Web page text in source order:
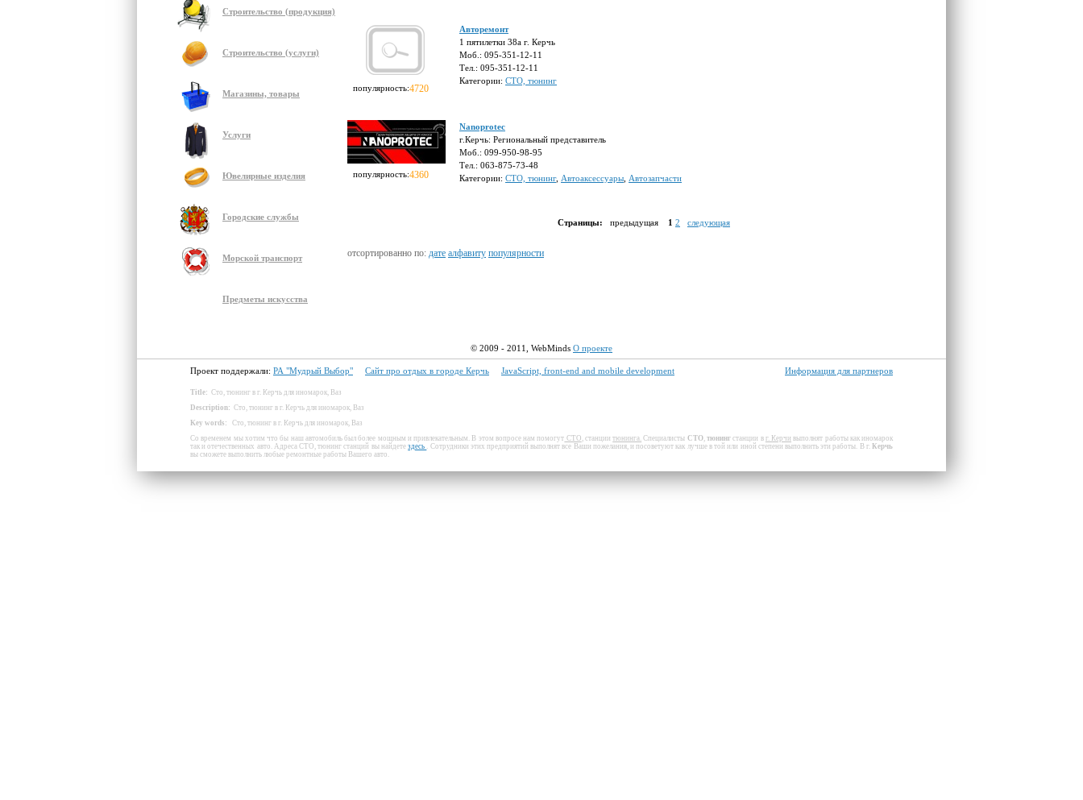
Строительство (продукция)
Строительство (услуги)
Магазины, товары
Услуги
Ювелирные изделия
Городские службы
Морской транспорт
Предметы искусства
популярность:4720
Авторемонт
1 пятилетки 38а г. Керчь
Моб.: 095-351-12-11
Тел.: 095-351-12-11
Категории: СТО, тюнинг
популярность:4360
Nanoprotec
г.Керчь: Региональный представитель
Моб.: 099-950-98-95
Тел.: 063-875-73-48
Категории: СТО, тюнинг, Автоаксессуары Автозапчасти
Страницы: предыдущая 1 2 следующая
отсортированно по: дате алфавиту популярности
© 2009 - 2011, WebMinds О проекте
Проект поддержали: РА "Мудрый Выбор" Сайт про отдых в городе Керчь JavaScript, front-end and mobile development Информация для партнеров
Title: Сто, тюнинг в г. Керчь для иномарок, Ваз
Description: Сто, тюнинг в г. Керчь для иномарок, Ваз
Key words :
Сто, тюнинг в г. Керчь для иномарок, Ваз
Со временем мы хотим что бы наш автомобиль был более мощным и привлекательным. В этом вопросе нам помогут СТО , станциитюнинга. Специалисты СТО, тюнингстанции в г. Керчи выполнят работы как иномарок
так и отечественных авто. Адреса СТО, тюнинг станций вы найдетездесь . Сотрудники этих предприятий выполнят все Ваши пожелания, и посоветуют как лучше в той или иной степени выполнить эти работы. В г. Керчь
вы сможете выполнить любые ремонтные работы Вашего авто.